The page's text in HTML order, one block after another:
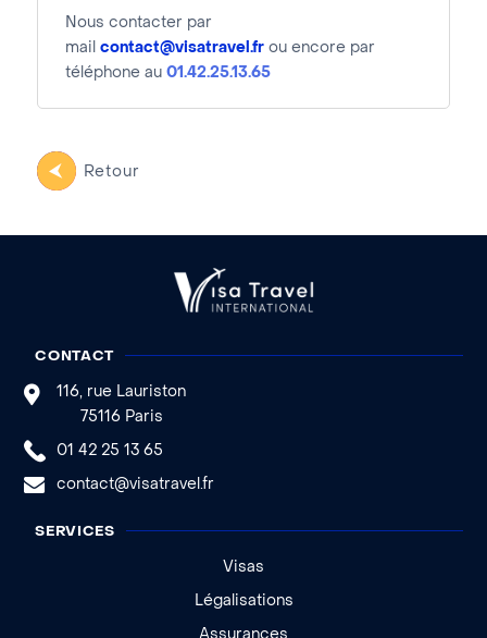
Nous contacter par
mail
contact@visatravel.fr ou encore par
téléphone au 01.42.25.13.65
Retour
CONTACT
116, rue Lauriston
75116 Paris
01 42 25 13 65
contact@visatravel.fr
SERVICES
Visas
Légalisations
Assurances